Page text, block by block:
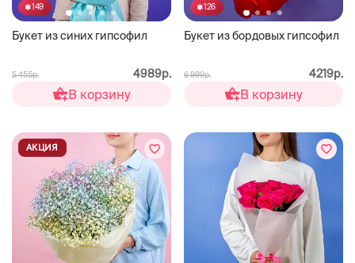
149
Букет из синих гипсофил
5 455р. 4989р.
В корзину
126
Букет из бордовых гипсофил
6 999р. 4219р.
В корзину
АКЦИЯ